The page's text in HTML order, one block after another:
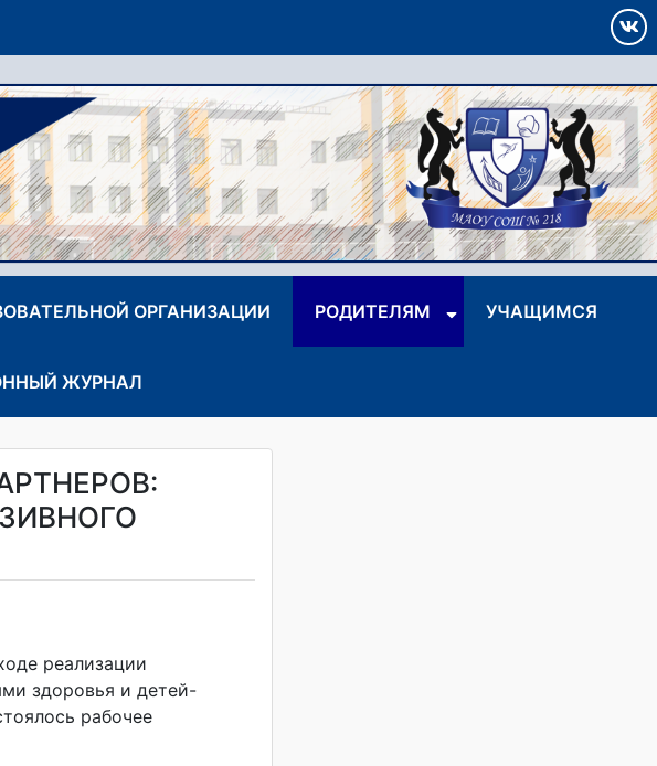
ОРГАНИЗАЦИИ РОДИТЕЛЯМ УЧАЩИМСЯ
ЖУРНАЛ
реализации
здоровья и детей-
рабочее